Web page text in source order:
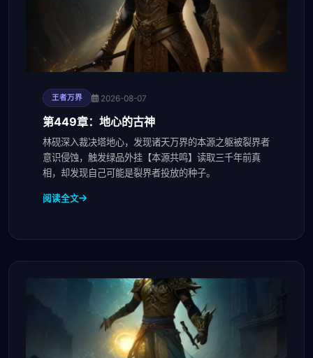
王者万界 2026-08-07
第449章：地心的古神
林砚深入裁决塔地心，发现诸天万界的本源之躯被裂界者
意识侵蚀，触发绿品外挂【本源共鸣】读取三千年前真
相，却发现自己可能是裂界者投放的种子。
阅读全文